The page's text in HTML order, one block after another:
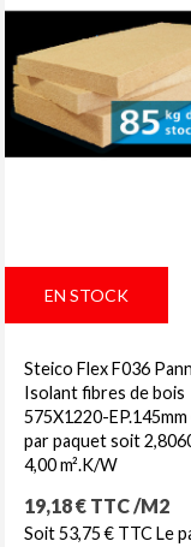
EN STOCK
Steico Flex F036
Isolant fibres de bois
575X1220-EP.145mm
par paquet soit
4,00 m².K/W
Prix
19,18 € TTC /M2
Soit 53,75 € TTC Le